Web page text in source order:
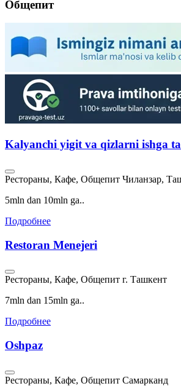
Общепит
Kalyanchi yigit va qizlarni ishga
Рестораны, Кафе, Общепит Чиланзар,
5mln dan 10mln ga..
Подробнее
Restoran Menejeri
Рестораны, Кафе, Общепит г. Ташкент
7mln dan 15mln ga..
Подробнее
Oshpaz
Рестораны, Кафе, Общепит Самарканд